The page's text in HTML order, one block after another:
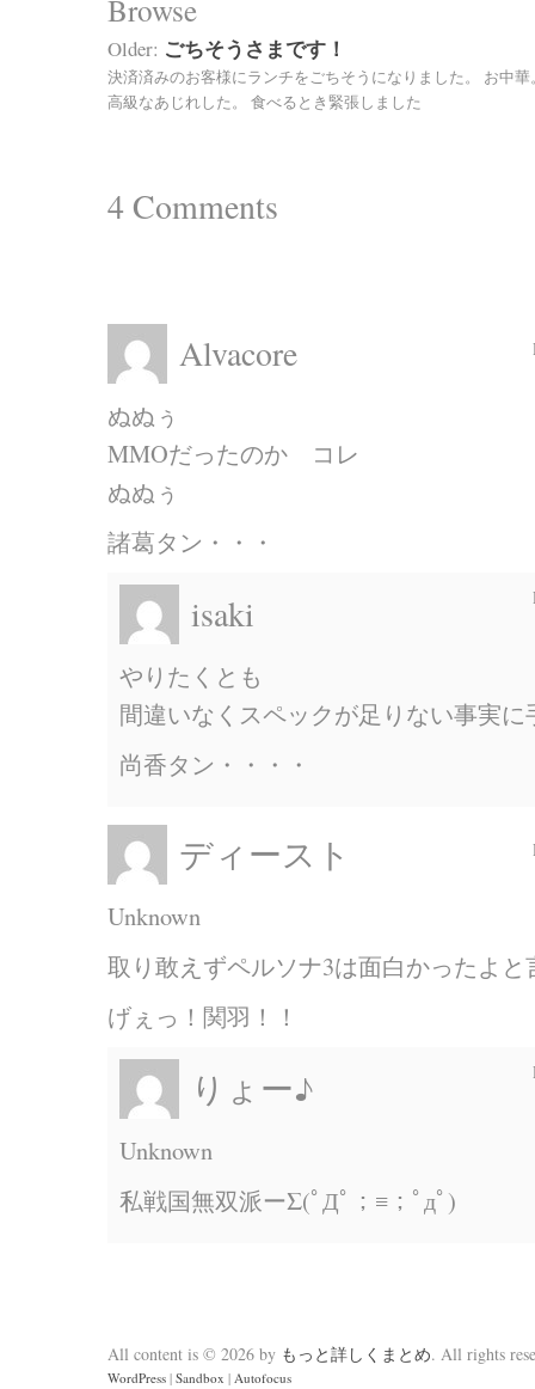
Browse
Older: ごちそうさまです！
決済済みのお客様にランチをごちそうになりました。 お中華
高級なあじれした。 食べるとき緊張しました
4 Comments
Alvacore
ぬぬぅ
MMOだったのか コレ
ぬぬぅ
諸葛タン・・・
isaki
やりたくとも
間違いなくスペックが足りない事実
尚香タン・・・・
ディースト
Unknown
取り敢えずペルソナ3は面白かったよと
げぇっ！関羽！！
りょー♪
Unknown
私戦国無双派ーΣ(ﾟДﾟ；≡；ﾟдﾟ)
All content is © 2026 by もっと詳しくまとめ. All rights
WordPress | Sandbox | Autofocus